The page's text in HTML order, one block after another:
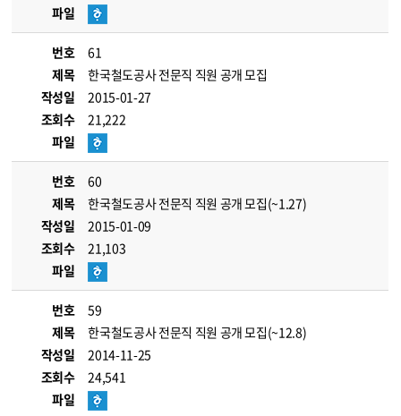
파일
번호
61
제목
한국철도공사 전문직 직원 공개 모집
작성일
2015-01-27
조회수
21,222
파일
번호
60
제목
한국철도공사 전문직 직원 공개 모집(~1.27)
작성일
2015-01-09
조회수
21,103
파일
번호
59
제목
한국철도공사 전문직 직원 공개 모집(~12.8)
작성일
2014-11-25
조회수
24,541
파일